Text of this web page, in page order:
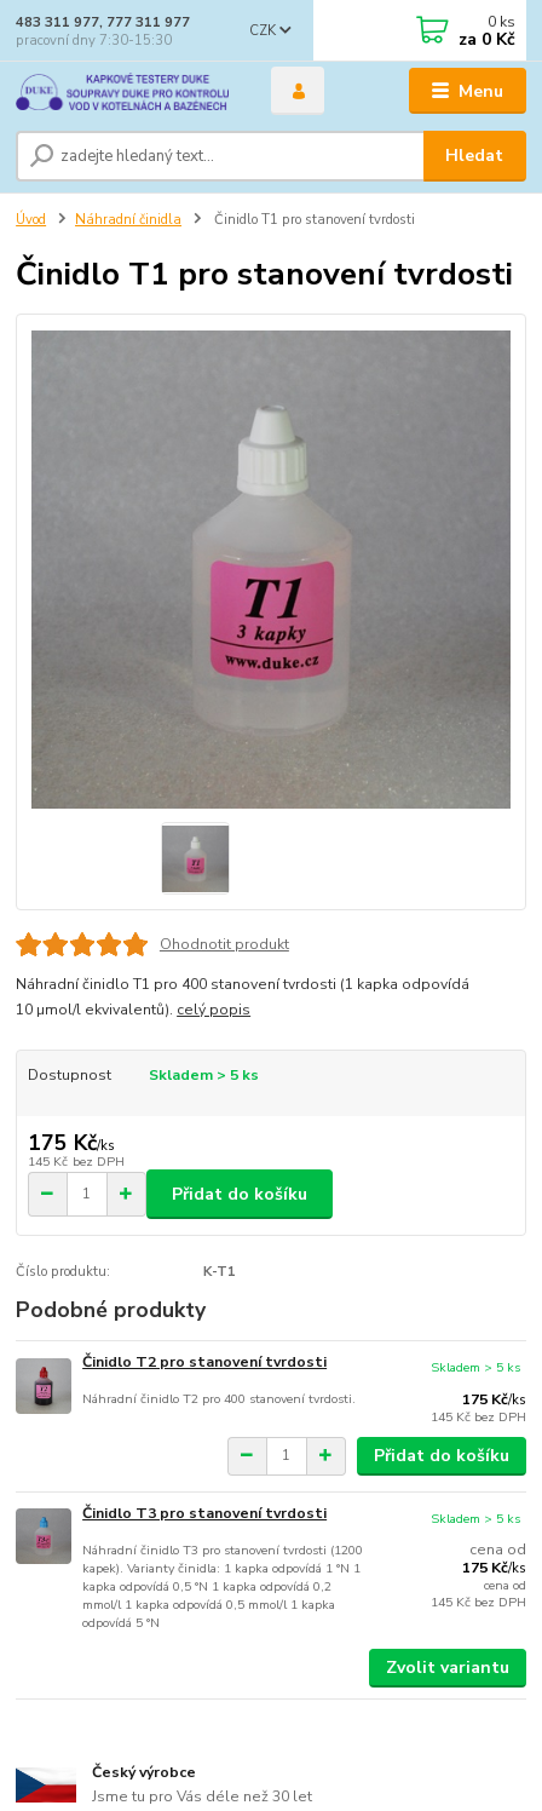
Menu
CZK
Hledat
483 311 977, 777 311 977
pracovní dny 7:30-15:30
0 ks
za 0 Kč
Úvod Náhradní činidla Činidlo T1 pro stanovení tvrdosti
Činidlo T1 pro stanovení tvrdosti
Ohodnotit produkt
Náhradní činidlo T1 pro 400 stanovení tvrdosti (1 kapka odpovídá
10 µmol/l ekvivalentů). celý popis
Dostupnost Skladem > 5 ks
175 Kč/ks
145 Kč bez DPH
Přidat do košíku
Číslo produktu: K-T1
Podobné produkty
Činidlo T2 pro stanovení tvrdosti
Náhradní činidlo T2 pro 400 stanovení tvrdosti. 175 Kč/ks
145 Kč bez DPH
Skladem > 5 ks
Přidat do košíku
Činidlo T3 pro stanovení tvrdosti
Náhradní činidlo T3 pro stanovení tvrdosti (1200
kapek). Varianty činidla: 1 kapka odpovídá 1 °N 1
kapka odpovídá 0,5 °N 1 kapka odpovídá 0,2
mmol/l 1 kapka odpovídá 0,5 mmol/l 1 kapka
odpovídá 5 °N
cena od
175 Kč/ks
cena od
145 Kč bez DPH
Skladem > 5 ks
Zvolit variantu
Český výrobce
Jsme tu pro Vás déle než 30 let